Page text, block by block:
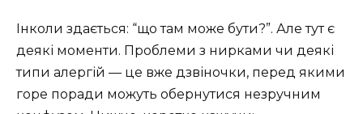
Інколи здається: “що там може бути?”. Але тут є
деякі моменти. Проблеми з нирками чи деякі
типи алергій — це вже дзвіночки, перед якими
горе поради можуть обернутися незручним